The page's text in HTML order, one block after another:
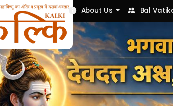
Nek Soch About Us Bal